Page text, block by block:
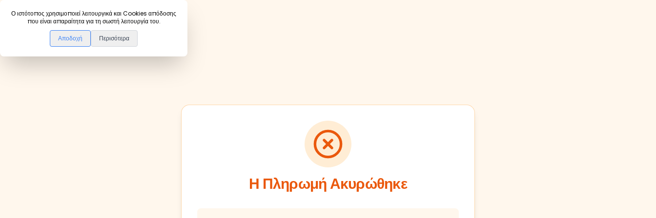
Ο ιστότοπος χρησιμοποιεί λειτουργικά και Cookies απόδοσης
που είναι απαραίτητα για τη σωστή λειτουργία του.
Αποδοχή Περισότερα
Η Πληρωμή Ακυρώθηκε